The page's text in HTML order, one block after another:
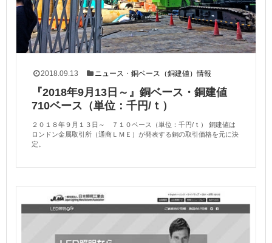
2018.09.13 ニュース ・銅ベース（銅建値）情報
『2018年9月13日～』銅ベース・銅建値
710ベース（単位：千円/ｔ）
２０１８年９月１３日～ ７１０ベース（単位：千円/ｔ） 銅建値は
ロンドン金属取引所（通商ＬＭＥ）が発表する銅の取引価格を元に決
定。